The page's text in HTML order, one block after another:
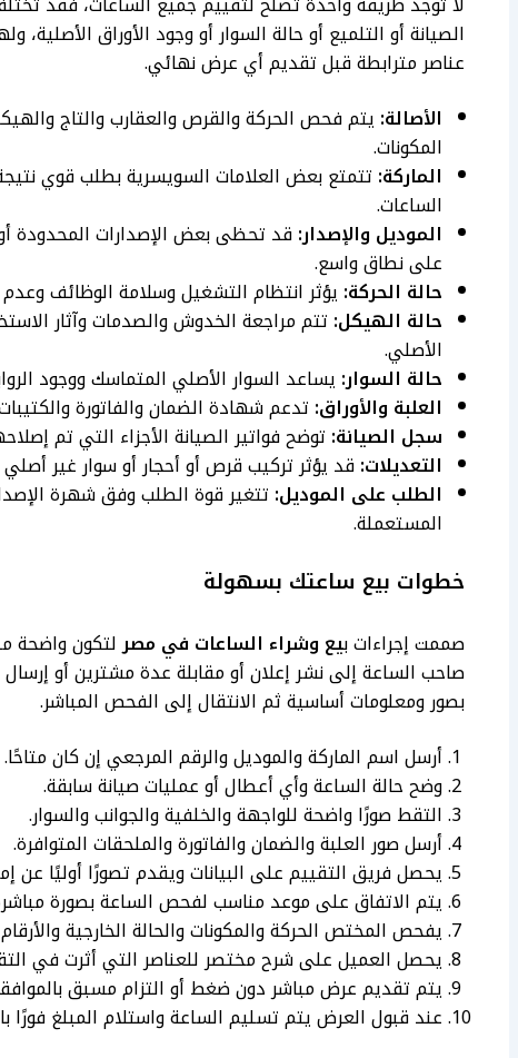
الصيانة أو التلميع أو حالة السوار أو وجود الأوراق
عناصر مترابطة قبل تقديم أي عرض نهائي.
الأصالة: يتم فحص الحركة والقرص والعقارب والتاج
المكونات.
الماركة: تتمتع بعض العلامات السويسرية بطلب قوي
الساعات.
الموديل والإصدار:قد تحظى بعض الإصدارات المحدودة أو
على نطاق واسع.
حالة الحركة: يؤثر انتظام التشغيل وسلامة الوظائف
حالة الهيكل: تتم مراجعة الخدوش والصدمات وآثار
الأصلي.
حالة السوار: يساعد السوار الأصلي المتماسك ووجود
العلبة والأوراق: تدعم شهادة الضمان والفاتورة
سجل الصيانة: توضح فواتير الصيانة الأجزاء التي تم
التعديلات:قد يؤثر تركيب قرص أو أحجار أو سوار غير
الطلب على الموديل: تتغير قوة الطلب وفق شهرة
المستعملة.
خطوات بيع ساعتك بسهولة
صممت إجراءات بيع وشراء الساعات في مصرلتكون واضحة
صاحب الساعة إلى نشر إعلان أو مقابلة عدة مشترين أو
بصور ومعلومات أساسية ثم الانتقال إلى الفحص المباشر.
أرسل اسم الماركة والموديل والرقم المرجعي إن كان متاحًا.
وضح حالة الساعة وأي أعطال أو عمليات صيانة سابقة.
التقط صورًا واضحة للواجهة والخلفية والجوانب والسوار.
أرسل صور العلبة والضمان والفاتورة والملحقات المتوافرة.
يحصل فريق التقييم على البيانات ويقدم تصورًا أوليًا عن
يتم الاتفاق على موعد مناسب لفحص الساعة بصورة
يفحص المختص الحركة والمكونات والحالة الخارجية
يحصل العميل على شرح مختصر للعناصر التي أثرت في
يتم تقديم عرض مباشر دون ضغط أو التزام مسبق
عند قبول العرض يتم تسليم الساعة واستلام المبلغ فورًا